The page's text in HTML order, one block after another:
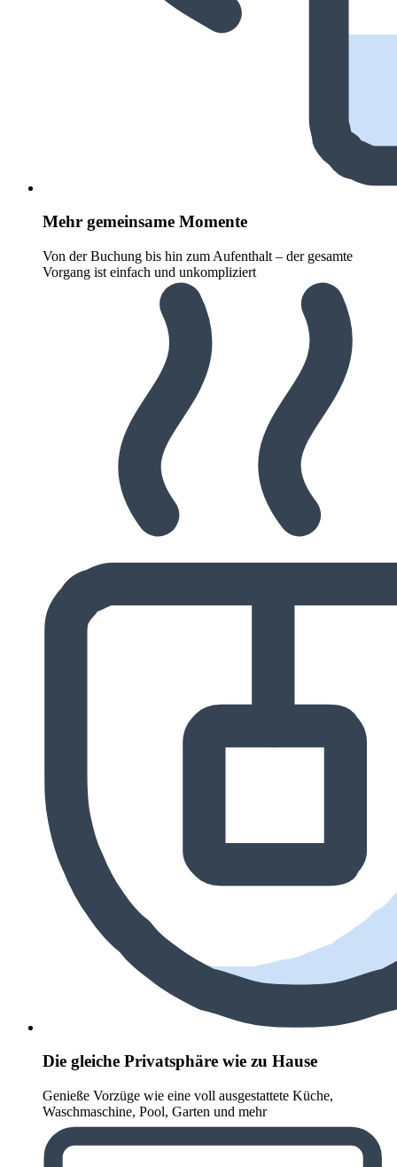
Mehr gemeinsame Momente
Von der Buchung bis hin zum Aufenthalt – der gesamte
Vorgang ist einfach und unkompliziert
Die gleiche Privatsphäre wie zu Hause
Genieße Vorzüge wie eine voll ausgestattete Küche,
Waschmaschine, Pool, Garten und mehr